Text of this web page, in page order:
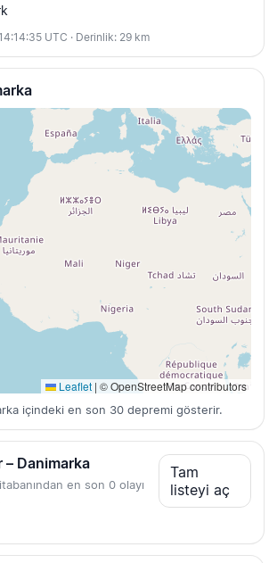
UTC · Derinlik: 29 km
Leaflet | © OpenStreetMap contributors
içindeki en son 30 depremi gösterir.
– Danimarka
en son 0 olayı
Tam
listeyi aç